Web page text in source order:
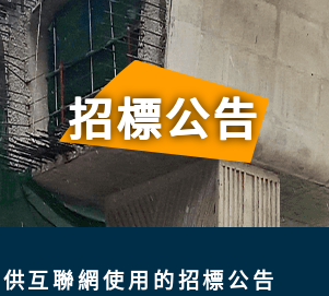
招標公告
供互聯網使用的招標公告